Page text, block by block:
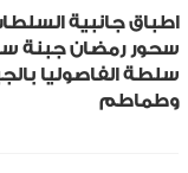
اطباق جانبية
سحور رمضان جبنة
سلطة الفاصوليا
وطماطم